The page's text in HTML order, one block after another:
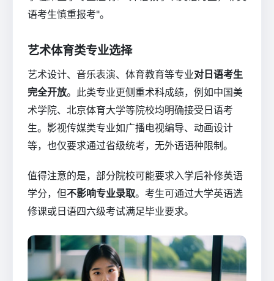
语考生慎重报考"。
艺术体育类专业选择
艺术设计、音乐表演、体育教育等专业对日语考生
完全开放。此类专业更侧重术科成绩，例如中国美
术学院、北京体育大学等院校均明确接受日语考
生。影视传媒类专业如广播电视编导、动画设计
等，也仅要求通过省级统考，无外语语种限制。
值得注意的是，部分院校可能要求入学后补修英语
学分，但不影响专业录取。考生可通过大学英语选
修课或日语四六级考试满足毕业要求。